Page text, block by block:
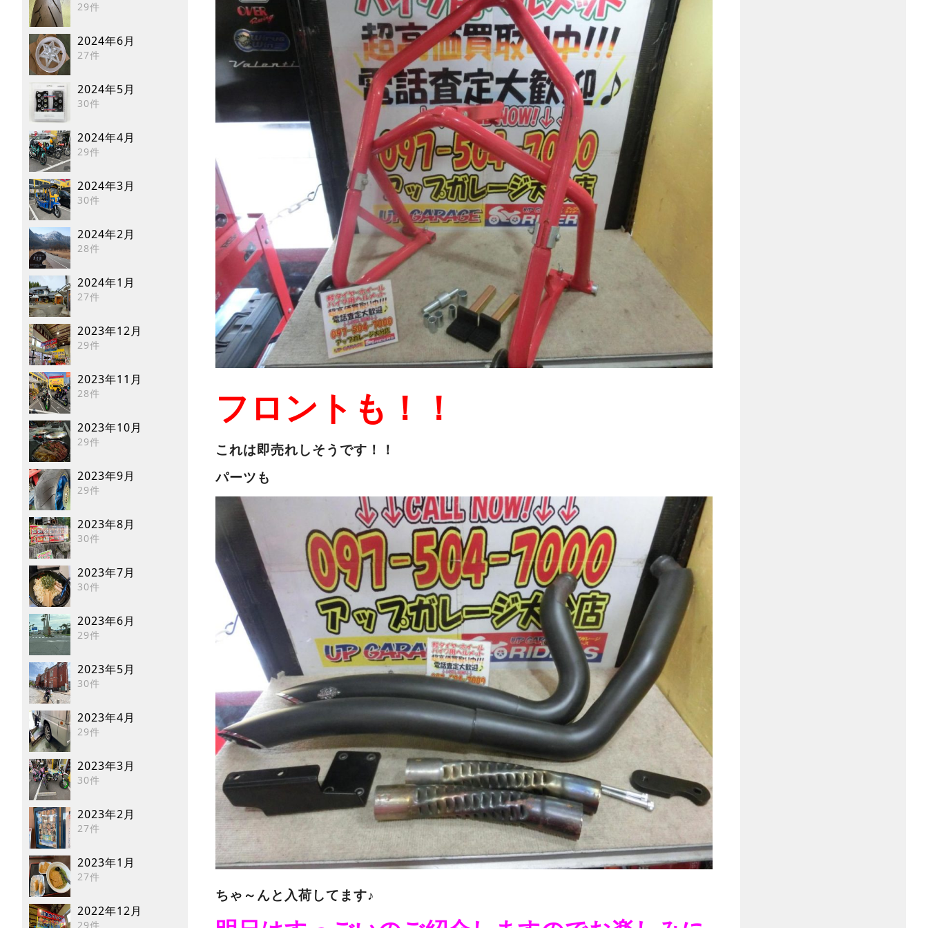
29件
2024年6月
27件
2024年5月
30件
2024年4月
29件
2024年3月
30件
2024年2月
28件
2024年1月
27件
2023年12月
29件
2023年11月
28件
2023年10月
29件
2023年9月
29件
2023年8月
30件
2023年7月
30件
2023年6月
29件
2023年5月
30件
2023年4月
29件
2023年3月
30件
2023年2月
27件
2023年1月
27件
2022年12月
29件
フロントも！！
これは即売れしそうです！！
パーツも
ちゃ～んと入荷してます♪